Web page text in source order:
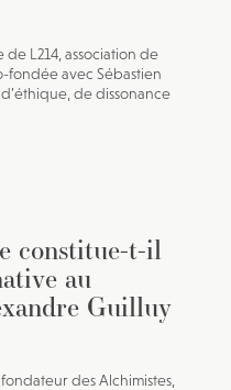
L214, association de
fondée avec Sébastien
de dissonance
constitue-t-il
au
Guilluy
des Alchimistes,